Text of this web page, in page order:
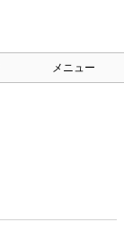
メニュー